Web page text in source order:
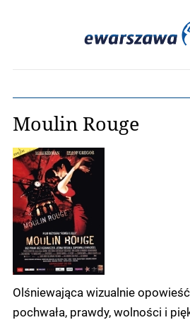
Moulin Rouge
Olśniewająca wizualnie
pochwała, prawdy, wolności i